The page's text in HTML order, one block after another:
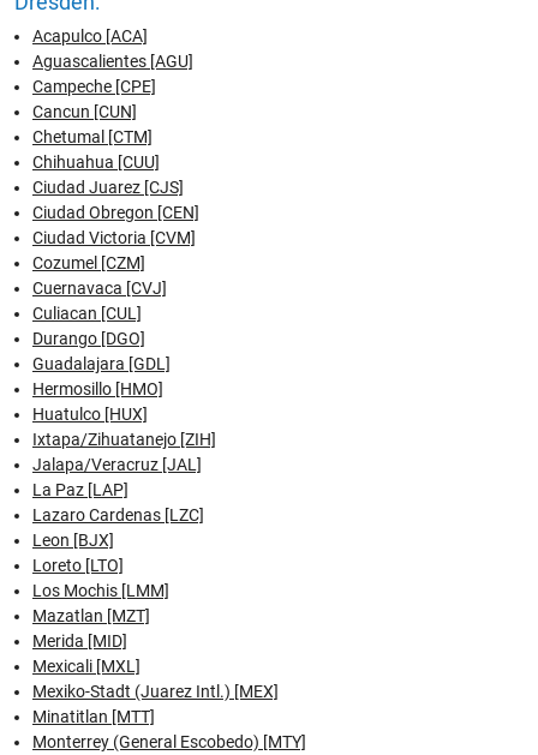
Acapulco [ACA]
Aguascalientes [AGU]
Campeche [CPE]
Cancun [CUN]
Chetumal [CTM]
Chihuahua [CUU]
Ciudad Juarez [CJS]
Ciudad Obregon [CEN]
Ciudad Victoria [CVM]
Cozumel [CZM]
Cuernavaca [CVJ]
Culiacan [CUL]
Durango [DGO]
Guadalajara [GDL]
Hermosillo [HMO]
Huatulco [HUX]
Ixtapa/Zihuatanejo [ZIH]
Jalapa/Veracruz [JAL]
La Paz [LAP]
Lazaro Cardenas [LZC]
Leon [BJX]
Loreto [LTO]
Los Mochis [LMM]
Mazatlan [MZT]
Merida [MID]
Mexicali [MXL]
Mexiko-Stadt (Juarez Intl.) [MEX]
Minatitlan [MTT]
Monterrey (General Escobedo) [MTY]